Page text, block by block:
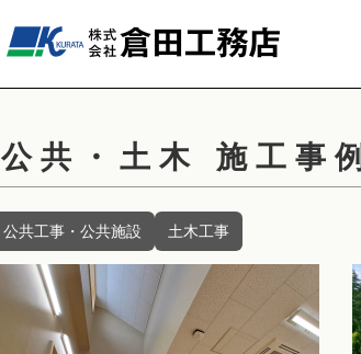
公共・土木 施工事例
公共工事・公共施設 土木工事